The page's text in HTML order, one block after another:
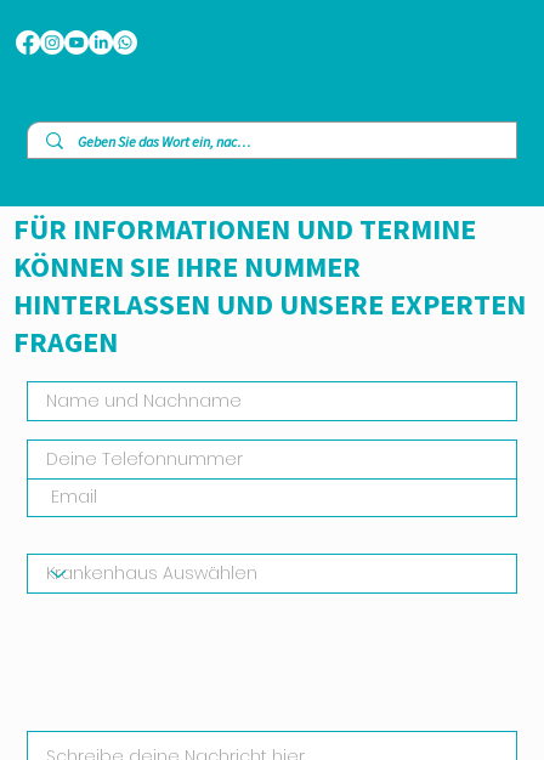
FÜR INFORMATIONEN UND TERMINE
KÖNNEN SIE IHRE NUMMER
HINTERLASSEN UND UNSERE EXPERTEN
FRAGEN